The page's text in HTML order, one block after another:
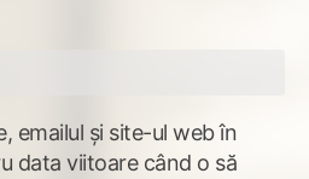
emailul și site-ul web în
data viitoare când o să